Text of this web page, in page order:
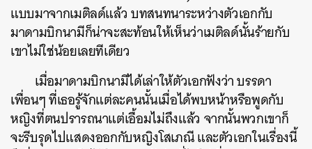
แบบมาจากเมติลด์แล้ว บทสนทนาระหว่างตัวเอกกับ
มาดามบิกนามีก็น่าจะสะท้อนให้เห็นว่าเมติลด์นั้นร้ายกับ
เขาไม่ใช่น้อยเลยทีเดียว
เมื่อมาดามบิกนามีได้เล่าให้ตัวเอกฟังว่า บรรดา
เพื่อนๆ ที่เธอรู้จักแต่ละคนนั้นเมื่อได้พบหน้าหรือพูดกับ
หญิงที่ตนปรารถนาแต่เอื้อมไม่ถึงแล้ว จากนั้นพวกเขาก็
จะรีบรุดไปแสดงออกกับหญิงโสเภณี และตัวเอกในเรื่องนี้
ค้นหา
SHARE TWEET LINE EMAIL